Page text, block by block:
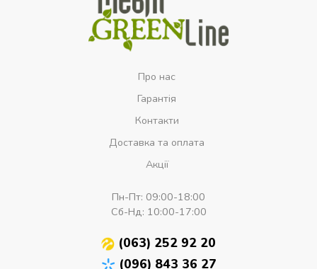
Про нас
Гарантія
Контакти
Доставка та оплата
Акції
Пн-Пт: 09:00-18:00
Сб-Нд: 10:00-17:00
(063) 252 92 20
(096) 843 36 27